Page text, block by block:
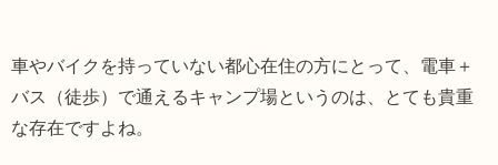
車やバイクを持っていない都心在住の方にとって、電車＋
バス（徒歩）で通えるキャンプ場というのは、とても貴重
な存在ですよね。